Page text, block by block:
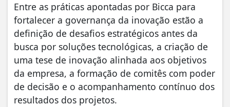
Entre as práticas apontadas por Bicca para
fortalecer a governança da inovação estão a
definição de desafios estratégicos antes da
busca por soluções tecnológicas, a criação de
uma tese de inovação alinhada aos objetivos
da empresa, a formação de comitês com poder
de decisão e o acompanhamento contínuo dos
resultados dos projetos.